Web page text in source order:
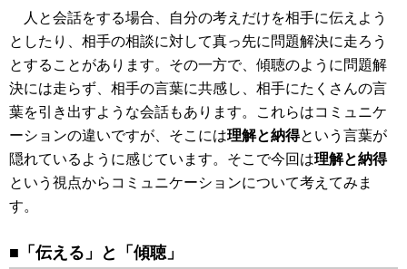
人と会話をする場合、自分の考えだけを相手に伝えよう
としたり、相手の相談に対して真っ先に問題解決に走ろう
とすることがあります。その一方で、傾聴のように問題解
決には走らず、相手の言葉に共感し、相手にたくさんの言
葉を引き出すような会話もあります。これらはコミュニケ
ーションの違いですが、そこには理解と納得という言葉が
隠れているように感じています。そこで今回は理解と納得
という視点からコミュニケーションについて考えてみま
す。
■「伝える」と「傾聴」